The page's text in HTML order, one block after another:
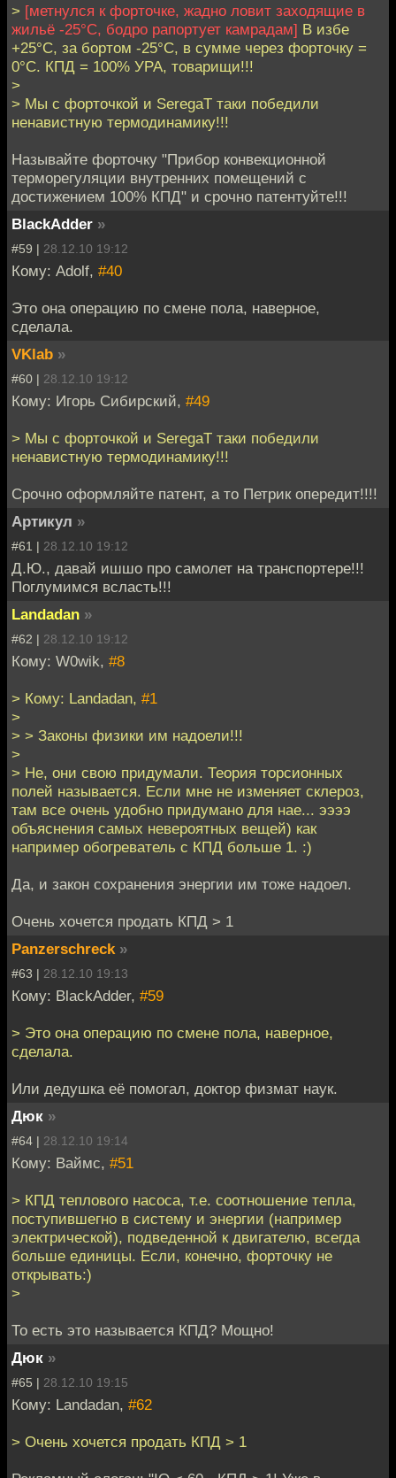
> [метнулся к форточке, жадно ловит заходящие в
жильё -25°С, бодро рапортует камрадам] В избе
+25°С, за бортом -25°С, в сумме через форточку =
0°С. КПД = 100% УРА, товарищи!!!
>
> Мы с форточкой и SeregaT таки победили
ненавистную термодинамику!!!
Называйте форточку "Прибор конвекционной
терморегуляции внутренних помещений с
достижением 100% КПД" и срочно патентуйте!!!
BlackAdder »
#59 | 28.12.10 19:12
Кому: Adolf, #40
Это она операцию по смене пола, наверное,
сделала.
VKlab »
#60 | 28.12.10 19:12
Кому: Игорь Сибирский, #49
> Мы с форточкой и SeregaT таки победили
ненавистную термодинамику!!!
Срочно оформляйте патент, а то Петрик опередит!!!!
Артикул »
#61 | 28.12.10 19:12
Д.Ю., давай ишшо про самолет на транспортере!!!
Поглумимся всласть!!!
Landadan »
#62 | 28.12.10 19:12
Кому: W0wik, #8
> Кому: Landadan, #1
>
> > Законы физики им надоели!!!
>
> Не, они свою придумали. Теория торсионных
полей называется. Если мне не изменяет склероз,
там все очень удобно придумано для нае... ээээ
объяснения самых невероятных вещей) как
например обогреватель с КПД больше 1. :)
Да, и закон сохранения энергии им тоже надоел.
Очень хочется продать КПД > 1
Panzerschreck »
#63 | 28.12.10 19:13
Кому: BlackAdder, #59
> Это она операцию по смене пола, наверное,
сделала.
Или дедушка её помогал, доктор физмат наук.
Дюк »
#64 | 28.12.10 19:14
Кому: Ваймс, #51
> КПД теплового насоса, т.е. соотношение тепла,
поступившегно в систему и энергии (например
электрической), подведенной к двигателю, всегда
больше единицы. Если, конечно, форточку не
открывать:)
>
То есть это называется КПД? Мощно!
Дюк »
#65 | 28.12.10 19:15
Кому: Landadan, #62
> Очень хочется продать КПД > 1